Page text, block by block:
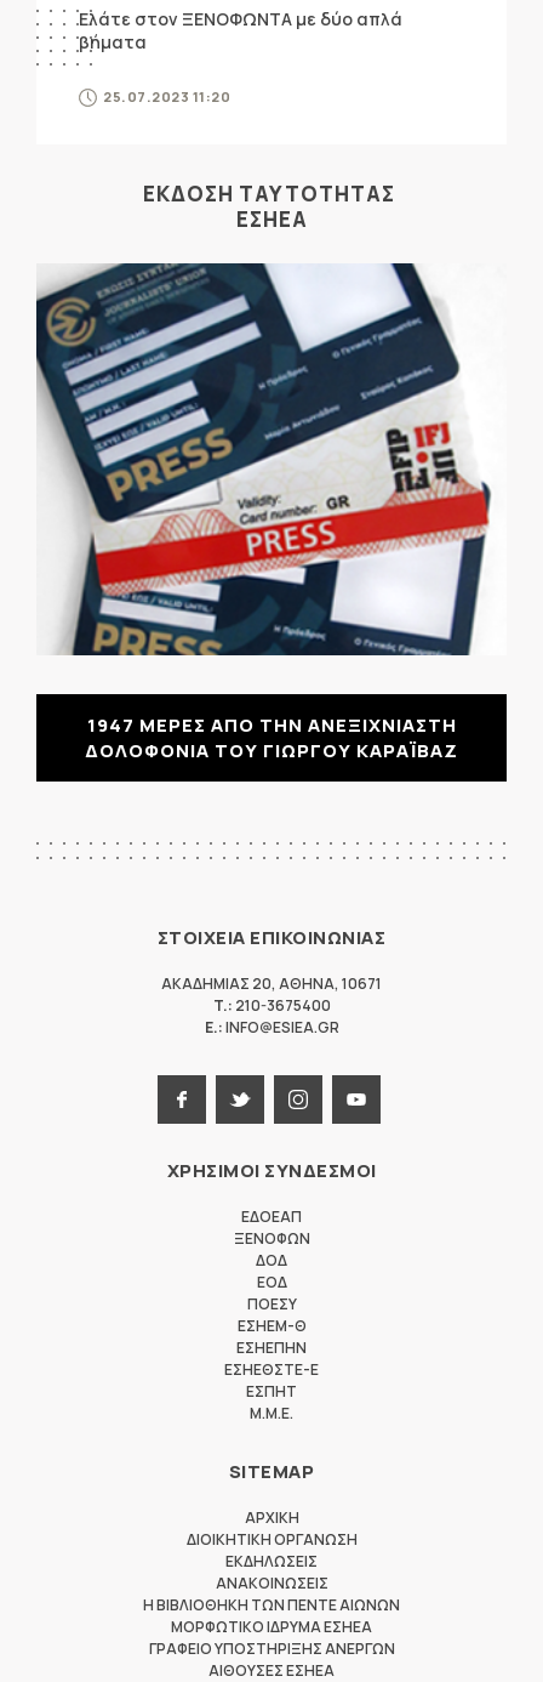
Ελάτε στον ΞΕΝΟΦΩΝΤΑ με δύο απλά
βήματα
25.07.2023 11:20
ΕΚΔΟΣΗ ΤΑΥΤΟΤΗΤΑΣ
ΕΣΗΕΑ
1947 ΜΕΡΕΣ ΑΠΟ ΤΗΝ ΑΝΕΞΙΧΝΙΑΣΤΗ
ΔΟΛΟΦΟΝΙΑ ΤΟΥ ΓΙΩΡΓΟΥ ΚΑΡΑΪΒΑΖ
ΣΤΟΙΧΕΙΑ ΕΠΙΚΟΙΝΩΝΙΑΣ
ΑΚΑΔΗΜΙΑΣ 20, ΑΘΗΝΑ, 10671
T.: 210-3675400
E.:INFO@ESIEA.GR
ΧΡΗΣΙΜΟΙ ΣΥΝΔΕΣΜΟΙ
ΕΔΟΕΑΠ
ΞΕΝΟΦΩΝ
ΔΟΔ
ΕΟΔ
ΠΟΕΣΥ
ΕΣΗΕΜ-Θ
ΕΣΗΕΠΗΝ
ΕΣΗΕΘΣΤΕ-Ε
ΕΣΠΗΤ
M.M.E.
SITEMAP
ΑΡΧΙΚΗ
ΔΙΟΙΚΗΤΙΚΗ ΟΡΓΑΝΩΣΗ
ΕΚΔΗΛΩΣΕΙΣ
ΑΝΑΚΟΙΝΩΣΕΙΣ
Η ΒΙΒΛΙΟΘΗΚΗ ΤΩΝ ΠΕΝΤΕ ΑΙΩΝΩΝ
ΜΟΡΦΩΤΙΚΟ ΙΔΡΥΜΑ ΕΣΗΕΑ
ΓΡΑΦΕΙΟ ΥΠΟΣΤΗΡΙΞΗΣ ΑΝΕΡΓΩΝ
ΑΙΘΟΥΣΕΣ ΕΣΗΕΑ